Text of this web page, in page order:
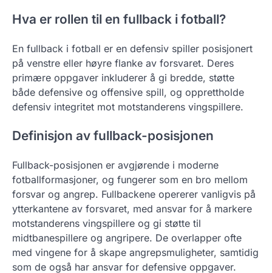
Hva er rollen til en fullback i fotball?
En fullback i fotball er en defensiv spiller posisjonert
på venstre eller høyre flanke av forsvaret. Deres
primære oppgaver inkluderer å gi bredde, støtte
både defensive og offensive spill, og opprettholde
defensiv integritet mot motstanderens vingspillere.
Definisjon av fullback-posisjonen
Fullback-posisjonen er avgjørende i moderne
fotballformasjoner, og fungerer som en bro mellom
forsvar og angrep. Fullbackene opererer vanligvis på
ytterkantene av forsvaret, med ansvar for å markere
motstanderens vingspillere og gi støtte til
midtbanespillere og angripere. De overlapper ofte
med vingene for å skape angrepsmuligheter, samtidig
som de også har ansvar for defensive oppgaver.